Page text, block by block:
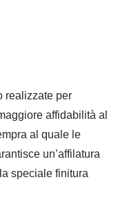
realizzate per
affidabilità al
al quale le
un’affilatura
speciale finitura